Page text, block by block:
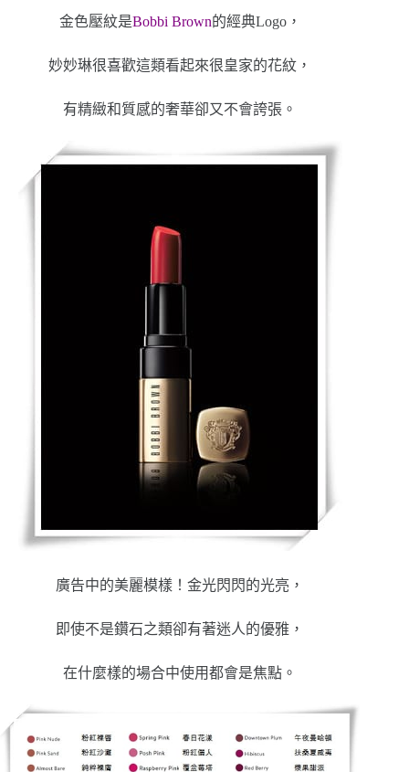
金色壓紋是Bobbi Brown的經典Logo，
妙妙琳很喜歡這類看起來很皇家的花紋，
有精緻和質感的奢華卻又不會誇張。
廣告中的美麗模樣！金光閃閃的光亮，
即使不是鑽石之類卻有著迷人的優雅，
在什麼樣的場合中使用都會是焦點。